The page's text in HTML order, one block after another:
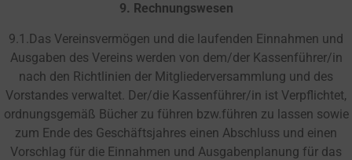
9. Rechnungswesen
9.1.Das Vereinsvermögen und die laufenden Einnahmen und
Ausgaben des Vereins werden von dem/der Kassenführer/in
nach den Richtlinien der Mitgliederversammlung und des
Vorstandes verwaltet. Der/die Kassenführer/in ist Verpflichtet,
ordnungsgemäß Bücher zu führen bzw.führen zu lassen sowie
zum Ende des Geschäftsjahres einen Abschluss und einen
Vorschlag für die Einnahmen und Ausgabenplanung für das